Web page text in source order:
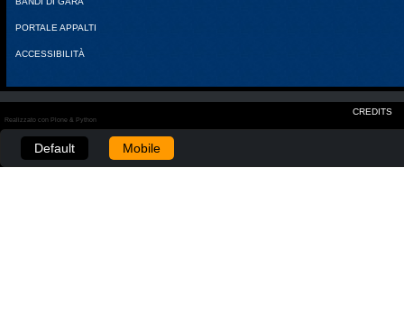
PORTALE APPALTI
ACCESSIBILITÀ
CREDITS
Realizzato con Plone & Python
Default Mobile